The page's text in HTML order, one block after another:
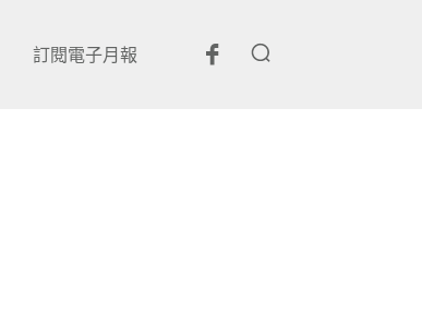
訂閱電子月報